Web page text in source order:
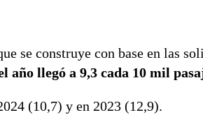
se construye con base en las
llegó a 9,3 cada 10 mil
(10,7) y en 2023 (12,9).